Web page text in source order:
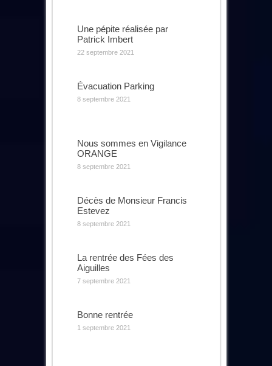
Une pépite réalisée par
Patrick Imbert
22 septembre 2021
Évacuation Parking
8 septembre 2021
Nous sommes en Vigilance
ORANGE
8 septembre 2021
Décès de Monsieur Francis
Estevez
8 septembre 2021
La rentrée des Fées des
Aiguilles
7 septembre 2021
Bonne rentrée
1 septembre 2021